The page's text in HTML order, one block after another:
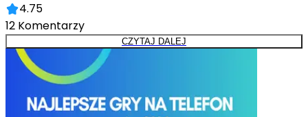
4.75
12 Komentarzy
CZYTAJ DALEJ